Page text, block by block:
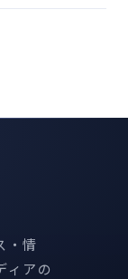
・情
ィアの